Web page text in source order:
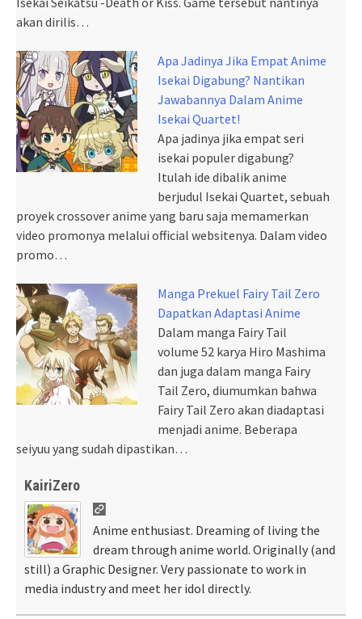
akan dirilis…
Apa Jadinya Jika Empat Anime
Isekai Digabung? Nantikan
Jawabannya Dalam Anime
Isekai Quartet!
Apa jadinya jika empat seri
isekai populer digabung?
Itulah ide dibalik anime
berjudul Isekai Quartet, sebuah
proyek crossover anime yang baru saja memamerkan
video promonya melalui official websitenya. Dalam video
promo…
Manga Prekuel Fairy Tail Zero
Dapatkan Adaptasi Anime
Dalam manga Fairy Tail
volume 52 karya Hiro Mashima
dan juga dalam manga Fairy
Tail Zero, diumumkan bahwa
Fairy Tail Zero akan diadaptasi
menjadi anime. Beberapa
seiyuu yang sudah dipastikan…
KairiZero
Anime enthusiast. Dreaming of living the
dream through anime world. Originally (and
still) a Graphic Designer. Very passionate to work in
media industry and meet her idol directly.